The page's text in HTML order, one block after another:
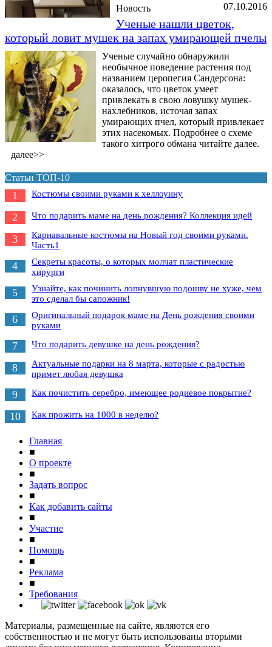
07.10.2016
Новость
Ученые нашли цветок,
который ловит мушек на запах умирающей пчелы
Ученые случайно обнаружили
необычное поведение растения под
названием церопегия Сандерсона:
оказалось, что цветок умеет
привлекать в свою ловушку мушек-
нахлебников, источая запах
умирающих пчел, который привлекает
этих насекомых. Подробнее о схеме
такого хитрого обмана читайте далее.
далее>>
Статьи ТОП-10
1 Костюмы своими руками к хеллоуину
2 Что подарить маме на день рождения? Коллекция идей
3
Карнавальные костюмы на Новый год своими руками.
Часть1
4
Секреты красоты, о которых молчат пластические
хирурги
5
Узнайте, как починить лопнувшую подошву не хуже, чем
это сделал бы сапожник!
6
Оригинальный подарок маме на День рождения своими
руками
7 Что подарить девушке на день рождения?
8
Актуальные подарки на 8 марта, которые с радостью
примет любая девушка
9 Как почистить серебро, имеющее родиевое покрытие?
10 Как прожить на 1000 в неделю?
Главная
■
О проекте
■
Задать вопрос
■
Как добавить сайты
■
Участие
■
Помощь
■
Реклама
■
Требования
Материалы, размещенные на сайте, являются его
собственностью и не могут быть использованы вторыми